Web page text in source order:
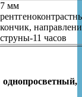
7 мм
кончик,
струны-11 часов